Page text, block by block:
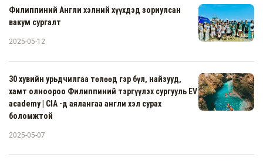
Филиппиний Англи хэлний хүүхдэд зориулсан
вакум сургалт
2025-05-12
30 хувийн урьдчилгаа төлөөд гэр бүл, найзууд,
хамт олноороо Филиппиний тэргүүлэх сургууль EV
academy | CIA -д аялангаа англи хэл сурах
боломжтой
2025-05-07